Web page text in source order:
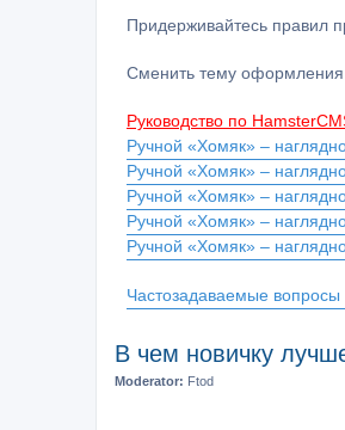
Придерживайтесь правил
Сменить тему оформления
Руководство по
Ручной «Хомяк» –
Ручной «Хомяк» –
Ручной «Хомяк» –
Ручной «Хомяк» –
Ручной «Хомяк» –
Частозадаваемые вопросы
В чем новичку
Moderator: Ftod